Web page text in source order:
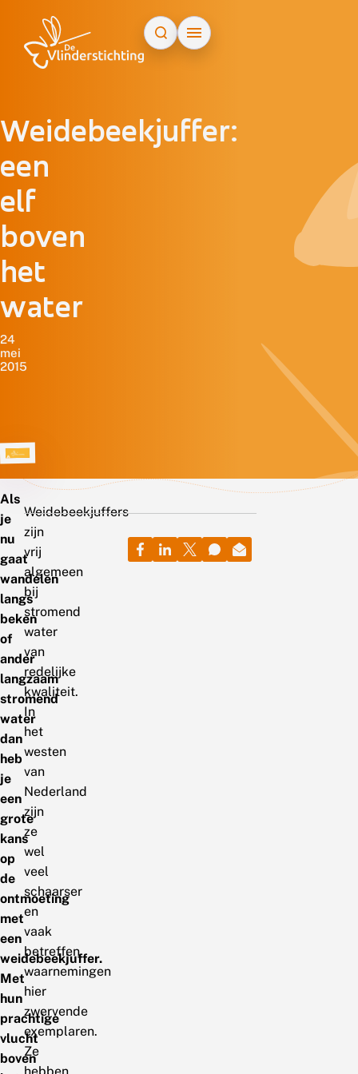
Weidebeekjuffer:
een
elf
boven
het
water
24
mei
2015
Als
je
nu
gaat
wandelen
langs
beken
of
ander
langzaam
stromend
water
dan
heb
je
een
grote
kans
op
de
ontmoeting
met
een
weidebeekjuffer.
Met
hun
prachtige
vlucht
boven
Weidebeekjuffers
zijn
vrij
algemeen
bij
stromend
water
van
redelijke
kwaliteit.
In
het
westen
van
Nederland
zijn
ze
wel
veel
schaarser
en
vaak
betreffen
waarnemingen
hier
zwervende
exemplaren.
Ze
hebben